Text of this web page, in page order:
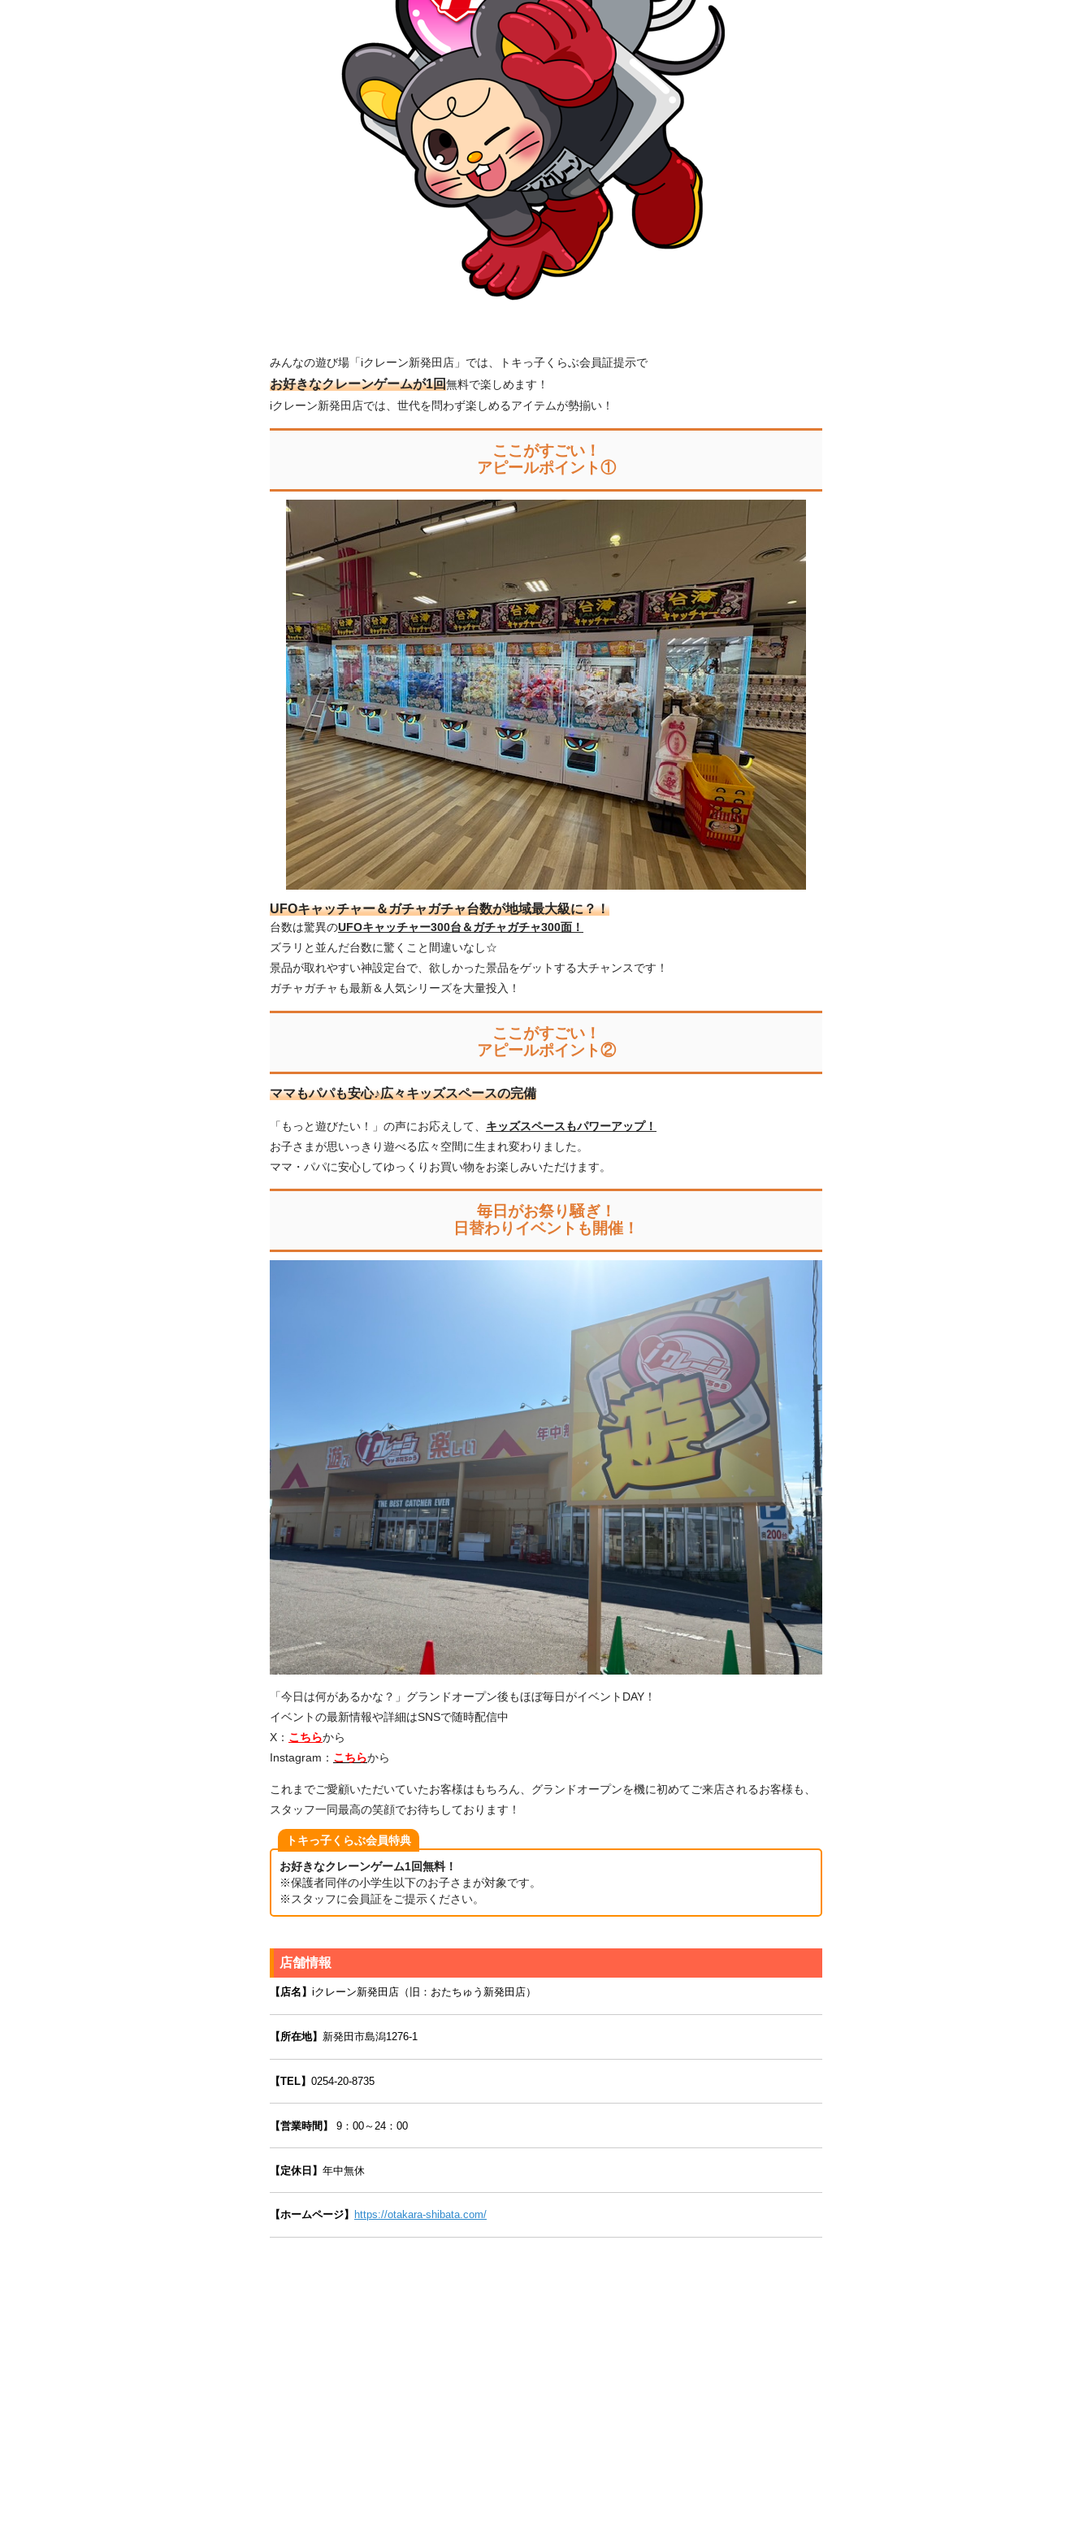
みんなの遊び場「iクレーン新発田店」では、トキっ子くらぶ会員証提示で
お好きなクレーンゲームが1回無料で楽しめます！
iクレーン新発田店では、世代を問わず楽しめるアイテムが勢揃い！
ここがすごい！
アピールポイント①
UFOキャッチャー＆ガチャガチャ台数が地域最大級に？！
台数は驚異のUFOキャッチャー300台＆ガチャガチャ300面！
ズラリと並んだ台数に驚くこと間違いなし☆
景品が取れやすい神設定台で、欲しかった景品をゲットする大チャンスです！
ガチャガチャも最新＆人気シリーズを大量投入！
ここがすごい！
アピールポイント②
ママもパパも安心♪広々キッズスペースの完備
「もっと遊びたい！」の声にお応えして、 キッズスペースもパワーアップ！
お子さまが思いっきり遊べる広々空間に生まれ変わりました。
ママ・パパに安心してゆっくりお買い物をお楽しみいただけます。
毎日がお祭り騒ぎ！
日替わりイベントも開催！
「今日は何があるかな？」グランドオープン後もほぼ毎日がイベントDAY！
イベントの最新情報や詳細はSNSで随時配信中
X： こちらから
Instagram： こちらから
これまでご愛顧いただいていたお客様はもちろん、グランドオープンを機に初めてご来店されるお客様も、
スタッフ一同最高の笑顔でお待ちしております！
トキっ子くらぶ会員特典
お好きなクレーンゲーム1回無料！
※保護者同伴の小学生以下のお子さまが対象です。
※スタッフに会員証をご提示ください。
店舗情報
【店名】 iクレーン新発田店（旧：おたちゅう新発田店）
【所在地】 新発田市島潟1276-1
【TEL】 0254-20-8735
【営業時間】 9：00～24：00
【定休日】 年中無休
【ホームページ】 https://otakara-shibata.com/